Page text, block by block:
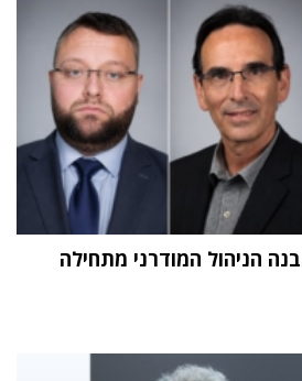
הניהול המודרני מתחילה